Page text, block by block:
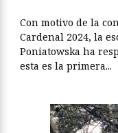
Con motivo de la
Cardenal 2024, la
Poniatowska ha
esta es la primera...